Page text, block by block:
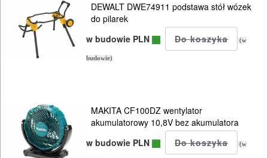
DEWALT DWE74911 podstawa stół wózek
do pilarek
w budowie PLN
(w
budowie)
MAKITA CF100DZ wentylator
akumulatorowy 10,8V bez akumulatora
w budowie PLN
(w